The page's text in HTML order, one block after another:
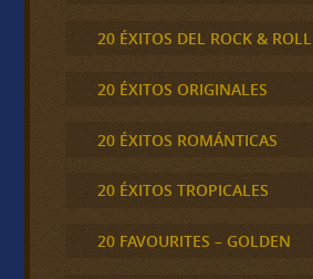
20 ÉXITOS DEL ROCK & ROLL
20 ÉXITOS ORIGINALES
20 ÉXITOS ROMÁNTICAS
20 ÉXITOS TROPICALES
20 FAVOURITES – GOLDEN